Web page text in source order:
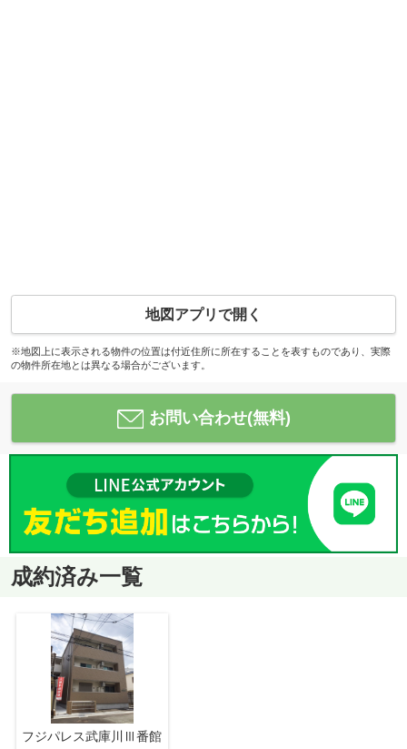
地図アプリで開く
※地図上に表示される物件の位置は付近住所に所在することを表すものであり、実際
の物件所在地とは異なる場合がございます。
お問い合わせ(無料)
成約済み一覧
フジパレス武庫川Ⅲ番館